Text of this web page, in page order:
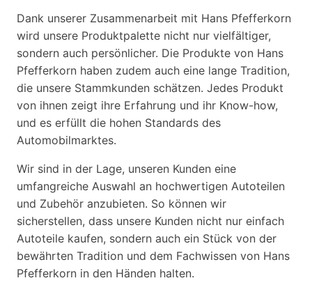
Dank unserer Zusammenarbeit mit Hans Pfefferkorn
wird unsere Produktpalette nicht nur vielfältiger,
sondern auch persönlicher. Die Produkte von Hans
Pfefferkorn haben zudem auch eine lange Tradition,
die unsere Stammkunden schätzen. Jedes Produkt
von ihnen zeigt ihre Erfahrung und ihr Know-how,
und es erfüllt die hohen Standards des
Automobilmarktes.
Wir sind in der Lage, unseren Kunden eine
umfangreiche Auswahl an hochwertigen Autoteilen
und Zubehör anzubieten. So können wir
sicherstellen, dass unsere Kunden nicht nur einfach
Autoteile kaufen, sondern auch ein Stück von der
bewährten Tradition und dem Fachwissen von Hans
Pfefferkorn in den Händen halten.